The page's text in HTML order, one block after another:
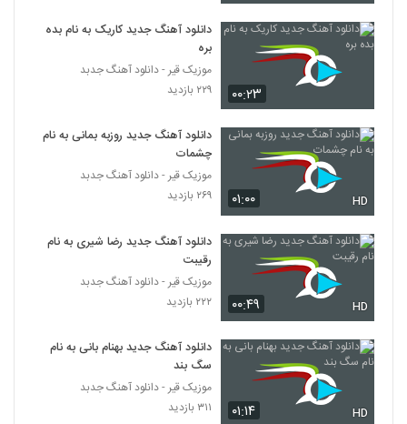
5729
Raoufi Akhare Roya)
موزیک زیبای دلبسته از رایان کاووسی
۲۳۲ بازدید
دانلود آهنگ علیرضا ابراهیمی من سنی
5732
۲۱۰ بازدید
5733
دانلود آهنگ اشکان خواجه نسب جانم باش
۲۳۱ بازدید
موزیک زیبای درمون از حسین مقامی
۰۰:۲۳
دانلود آهنگ جدید کاریک به نام بده
بره
موزیک قیر - دانلود آهنگ جدبد
۲۲۹ بازدید
۰۱:۰۰ HD
دانلود آهنگ جدید روزبه بمانی به نام
چشمات
موزیک قیر - دانلود آهنگ جدبد
۲۶۹ بازدید
۰۰:۴۹ HD
دانلود آهنگ جدید رضا شیری به نام
رقیبت
موزیک قیر - دانلود آهنگ جدبد
۲۲۲ بازدید
۰۱:۱۴ HD
دانلود آهنگ جدید بهنام بانی به نام
سگ بند
موزیک قیر - دانلود آهنگ جدبد
۳۱۱ بازدید